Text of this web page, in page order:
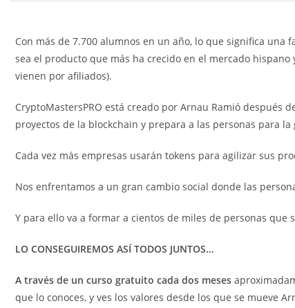
Con más de 7.700 alumnos en un año, lo que significa
sea el producto que más ha crecido en el mercado
vienen por afiliados).
CryptoMastersPRO está creado por Arnau Ramió después
proyectos de la blockchain y prepara a las personas para
Cada vez más empresas usarán tokens para agilizar sus
Nos enfrentamos a un gran cambio social donde las
Y para ello va a formar a cientos de miles de personas
LO CONSEGUIREMOS ASÍ TODOS JUNTOS…
A través de un curso gratuito cada dos meses
que lo conoces, y ves los valores desde los que se mueve